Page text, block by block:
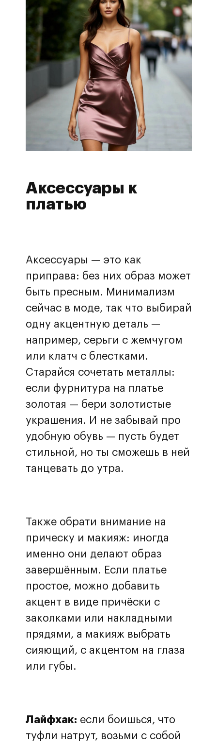
Аксессуары к
платью
Аксессуары — это как
приправа: без них образ может
быть пресным. Минимализм
сейчас в моде, так что выбирай
одну акцентную деталь —
например, серьги с жемчугом
или клатч с блестками.
Старайся сочетать металлы:
если фурнитура на платье
золотая — бери золотистые
украшения. И не забывай про
удобную обувь — пусть будет
стильной, но ты сможешь в ней
танцевать до утра.
Также обрати внимание на
прическу и макияж: иногда
именно они делают образ
завершённым. Если платье
простое, можно добавить
акцент в виде причёски с
заколками или накладными
прядями, а макияж выбрать
сияющий, с акцентом на глаза
или губы.
Лайфхак: если боишься, что
туфли натрут, возьми с собой